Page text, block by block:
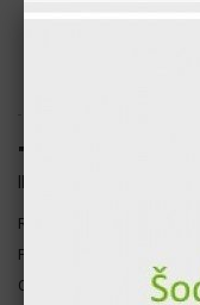
"London" hot sushi roll
Rice
Philadelphia cheese
Chicken fillet